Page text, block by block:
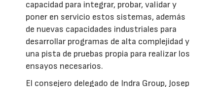
capacidad para integrar, probar, validar y
poner en servicio estos sistemas, además
de nuevas capacidades industriales para
desarrollar programas de alta complejidad y
una pista de pruebas propia para realizar los
ensayos necesarios.
El consejero delegado de Indra Group, Josep